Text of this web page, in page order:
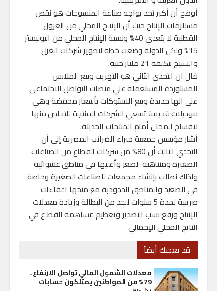
أوضح أن أكبر تحد يواجه صناعة المنسوجات هو نقص
مستلزمات الإنتاج حيث أن الإنتاج المحلي من الغزول
القطنية لا يتعدي 40% ونسبة الإنتاج المحلي من اليوليستر
15% ولكن الدولة وضعت خطة لتطوير شركات الغزل
والنسيج بتكلفة 21 مليار جنيه.
قال ان التحدي الثاني هو التهريب وبيع الملابس
المستوردة المستعملة علي منصات التواصل الاجتماعى
علي انها جديدة وبيع الاستوكات بأسعار مخفضة وهي
موديلات قديمة تسعي الشركات المنتجة للتخلص منها
لافساح المجال أمام المنتجات الحديثة.
أشار مؤسس جمعية خبراء الضرائب المصرية إلي أن
التحدي الثالث أن 80% من شركات القطاع من الصناعات
الصغيرة ومتناهية الصغر وأغلبها في مناطق عشوائية
ولذلك نطالب بإنشاء مجمعات للصناعات الصغيرة وخاصة
في الصعيد والمناطق الحدودية مع منحها اعفاءات
ضريبية لمدة 5 سنوات للحد من البطالة وزيادة معدلات
الإنتاج ورفع نسب التصدير وتعظيم مساهمة القطاع في
الناتج المحلي الإجمالي
قد يعجبك أيضاً
معدلات الشمول المالي تواصل الارتفاع..
79% من المواطنين يمتلكون حسابات